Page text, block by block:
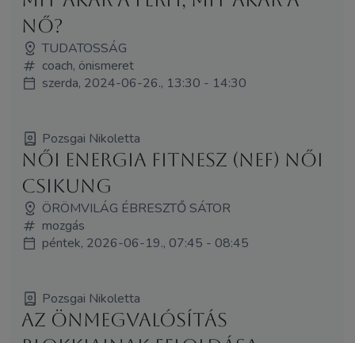
nő?
TUDATOSSÁG
coach, önismeret
szerda, 2024-06-26., 13:30 - 14:30
Pozsgai Nikoletta
Női Energia Fitnesz (NEF) Női
Csikung
ÖRÖMVILÁG ÉBRESZTŐ SÁTOR
mozgás
péntek, 2026-06-19., 07:45 - 08:45
Pozsgai Nikoletta
Az Önmegvalósítás